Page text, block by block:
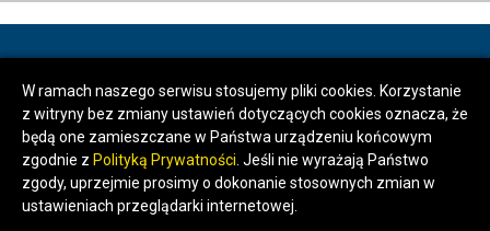
© 2026 | TRASKO-STAL Sp. z o. o.
W ramach naszego serwisu stosujemy pliki cookies. Korzystanie
z witryny bez zmiany ustawień dotyczących cookies oznacza, że
będą one zamieszczane w Państwa urządzeniu końcowym
zgodnie z Polityką Prywatności . Jeśli nie wyrażają Państwo
zgody, uprzejmie prosimy o dokonanie stosownych zmian w
ustawieniach przeglądarki internetowej.